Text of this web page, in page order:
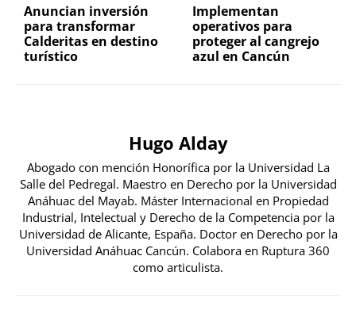
Anuncian inversión
para transformar
Calderitas en destino
turístico
Implementan
operativos para
proteger al cangrejo
azul en Cancún
Hugo Alday
Abogado con mención Honorífica por la Universidad La
Salle del Pedregal. Maestro en Derecho por la Universidad
Anáhuac del Mayab. Máster Internacional en Propiedad
Industrial, Intelectual y Derecho de la Competencia por la
Universidad de Alicante, España. Doctor en Derecho por la
Universidad Anáhuac Cancún. Colabora en Ruptura 360
como articulista.